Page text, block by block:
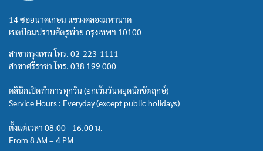
14 ซอยนาคเกษม แขวงคลองมหานาค
เขตป้อมปราบศัตรูพ่าย กรุงเทพฯ 10100
สาขากรุงเทพ โทร. 02-223-1111
สาขาศรีราชา โทร. 038 199 000
คลินิกเปิดทำการทุกวัน (ยกเว้นวันหยุดนักขัตฤกษ์)
Service Hours : Everyday (except public holidays)
ตั้งแต่เวลา 08.00 - 16.00 น.
From 8 AM – 4 PM